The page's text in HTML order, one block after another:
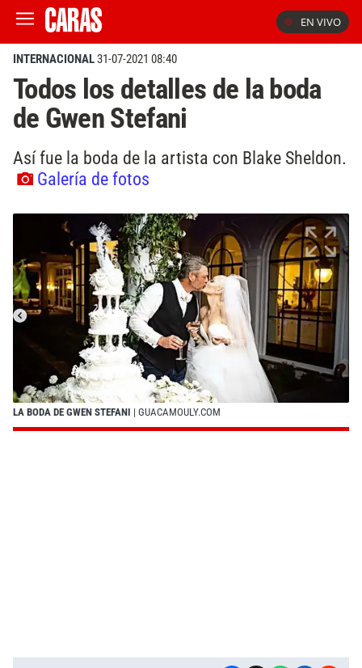
EN VIVO
INTERNACIONAL31-07-2021 08:40
Todos los detalles de la boda
de Gwen Stefani
Así fue la boda de la artista con Blake Sheldon.
Galería de fotos
LA BODA DE GWEN STEFANI | GUACAMOULY.COM